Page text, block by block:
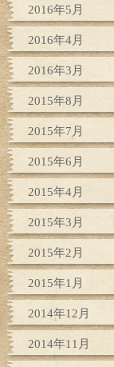
2016年5月
2016年4月
2016年3月
2015年8月
2015年7月
2015年6月
2015年4月
2015年3月
2015年2月
2015年1月
2014年12月
2014年11月